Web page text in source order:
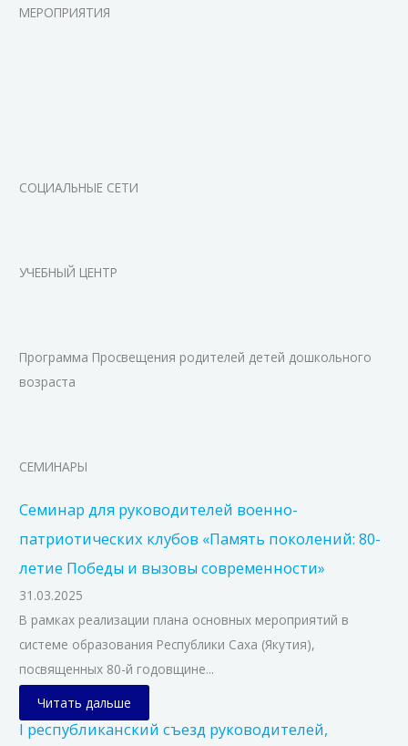
МЕРОПРИЯТИЯ
СОЦИАЛЬНЫЕ СЕТИ
УЧЕБНЫЙ ЦЕНТР
Программа Просвещения родителей детей дошкольного
возраста
СЕМИНАРЫ
Семинар для руководителей военно-
патриотических клубов «Память поколений: 80-
летие Победы и вызовы современности»
31.03.2025
В рамках реализации плана основных мероприятий в
системе образования Республики Саха (Якутия),
посвященных 80-й годовщине...
Читать дальше
I республиканский съезд руководителей,